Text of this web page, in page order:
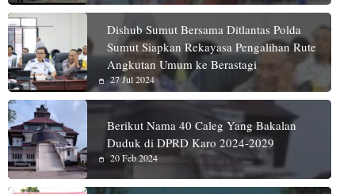
Dishub Sumut Bersama Ditlantas Polda
Sumut Siapkan Rekayasa Pengalihan Rute
Angkutan Umum ke Berastagi
27 Jul 2024
Berikut Nama 40 Caleg Yang Bakalan
Duduk di DPRD Karo 2024-2029
20 Feb 2024